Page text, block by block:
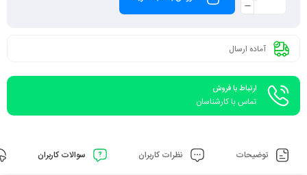
آماده ارسال
ارتباط با فروش
تماس با کارشناسان
توضیحات نظرات کاربران سوالات کاربران